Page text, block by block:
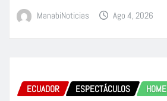
ManabiNoticias Ago 4, 2026
ECUADOR ESPECTÁCULOS HOME